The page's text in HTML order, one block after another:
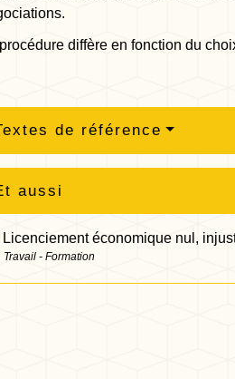
diffère en fonction du
de référence
aussi
Licenciement économique nul,
Travail - Formation